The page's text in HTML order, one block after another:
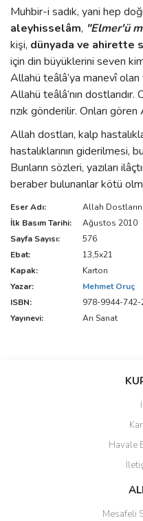
Muhbir-i sadık, yani hep
aleyhisselâm, "Elmer'ü
kişi, dünyada ve ahirette
için din büyüklerini seven
Allahü teâlâ’ya manevî olan
Allahü teâlâ’nın dostlarıdır.
rızık gönderilir. Onları gören
Allah dostları, kalp
hastalıklarının giderilmesi,
Bunların sözleri, yazıları
beraber bulunanlar kötü
Eser Adı:
Allah
İlk Basım Tarihi:
Ağustos 2010
Sayfa Sayısı:
576
Ebat:
13,5x21
Kapak:
Karton
Yazar:
Mehmet Oruç
ISBN:
978-9944-742-
Yayınevi:
Arı Sanat
Bu ürüne
Ürün resmi kalitesiz,
Ürün açıklamasında eksik
Ürün bilgilerinde hatalar
Ürün fiyatı diğer sitelerden
Havale
Mesafeli